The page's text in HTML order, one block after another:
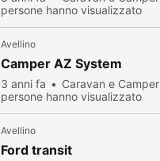
persone hanno visualizzato
Avellino
Camper AZ System
3 anni fa Caravan e Camper
persone hanno visualizzato
Avellino
Ford transit